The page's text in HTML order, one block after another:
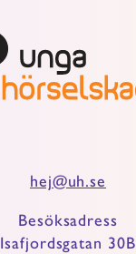
hej@uh.se
Besöksadress
Isafjordsgatan 30B